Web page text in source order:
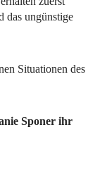
das ungünstige
Situationen des
Sponer ihr